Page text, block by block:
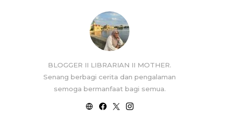
BLOGGER II LIBRARIAN II MOTHER.
Senang berbagi cerita dan pengalaman
semoga bermanfaat bagi semua.